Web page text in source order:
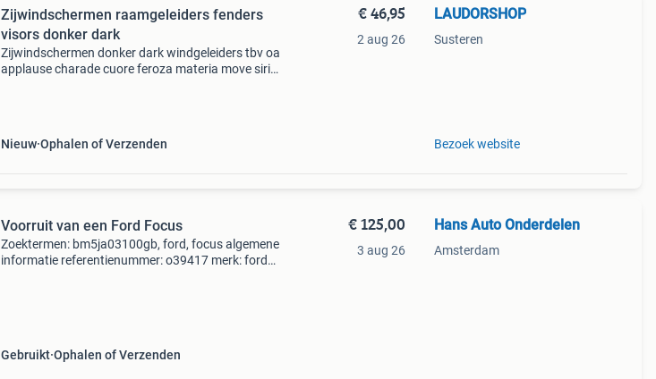
Zijwindschermen raamgeleiders fenders
visors donker dark
Zijwindschermen donker dark windgeleiders tbv oa
applause charade cuore feroza materia move sirion
Nieuw Ophalen of Verzenden
€ 46,95
2 aug 26
LAUDORSHOP
Susteren
Bezoek website
Voorruit van een Ford Focus
Zoektermen: bm5ja03100gb, ford, focus algemene
informatie referentienummer: o39417 merk: ford
Gebruikt Ophalen of Verzenden
€ 125,00
3 aug 26
Hans Auto Onderdelen
Amsterdam